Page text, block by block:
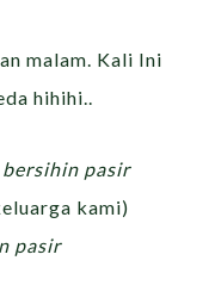
malam. Kali Ini
hihihi..
bersihin pasir
kami)
pasir